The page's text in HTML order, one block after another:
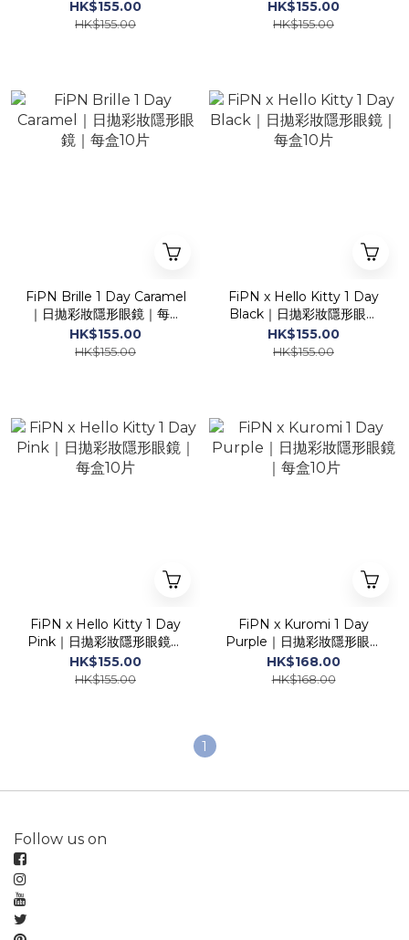
HK$155.00
HK$155.00
10片
HK$155.00
HK$155.00
FiPN Brille 1 Day Caramel
｜日拋彩妝隱形眼鏡｜每盒
10片
HK$155.00
HK$155.00
FiPN x Hello Kitty 1 Day
Black｜日拋彩妝隱形眼鏡
｜每盒10片
HK$155.00
HK$155.00
FiPN x Hello Kitty 1 Day
Pink｜日拋彩妝隱形眼鏡｜
每盒10片
HK$155.00
HK$155.00
FiPN x Kuromi 1 Day
Purple｜日拋彩妝隱形眼鏡
｜每盒10片
HK$168.00
HK$168.00
1
Follow us on